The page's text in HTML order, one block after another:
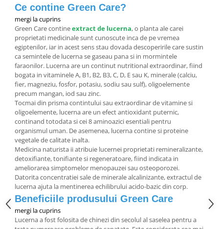
Ce contine Green Care?
mergi la cuprins
Green Care contineextract de lucerna, o planta ale carei
proprietati medicinale sunt cunoscute inca de pe vremea
egiptenilor, iar in acest sens stau dovada descoperirile care sustin
ca semintele de lucerna se gaseau pana si in mormintele
faraonilor. Lucerna are un continut nutritional extraordinar, fiind
bogata in vitaminele A, B1, B2, B3, C, D, E sau K, minerale (calciu,
fier, magneziu, fosfor, potasiu, sodiu sau sulf), oligoelemente
precum mangan, iod sau zinc.
Tocmai din prisma contintului sau extraordinar de vitamine si
oligoelemente, lucerna are un efect antioxidant puternic,
continand totodata si cei 8 aminoazici esentiali pentru
organismul uman. De asemenea, lucerna contine si proteine
vegetale de calitate inalta.
Medicina naturista ii atribuie lucernei proprietati remineralizante,
detoxifiante, tonifiante si regeneratoare, fiind indicata in
ameliorarea simptomelor menopauzei sau osteoporozei.
Datorita concentratiei sale de minerale alcalinizante, extractul de
lucerna ajuta la mentinerea echilibrului acido-bazic din corp.
Beneficiile produsului Green Care
mergi la cuprins
Lucerna a fost folosita de chinezi din secolul al saselea pentru a